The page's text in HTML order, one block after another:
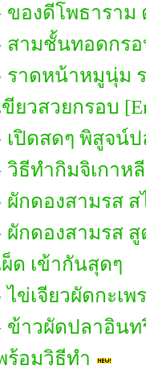
ของดีโพธาราม
สามชั้นทอดกร
ราดหน้าหมูนุ่ม
ขียวสวยกรอบ
เปิดสดๆ พิสูจน์
วิธีทำกิมจิเกาห
ผักดองสามรส
ผักดองสามรส
ผ็ด เข้ากันสุดๆ
ไข่เจียวผัดกะเพ
ข้าวผัดปลาอินท
ร้อมวิธีทำ